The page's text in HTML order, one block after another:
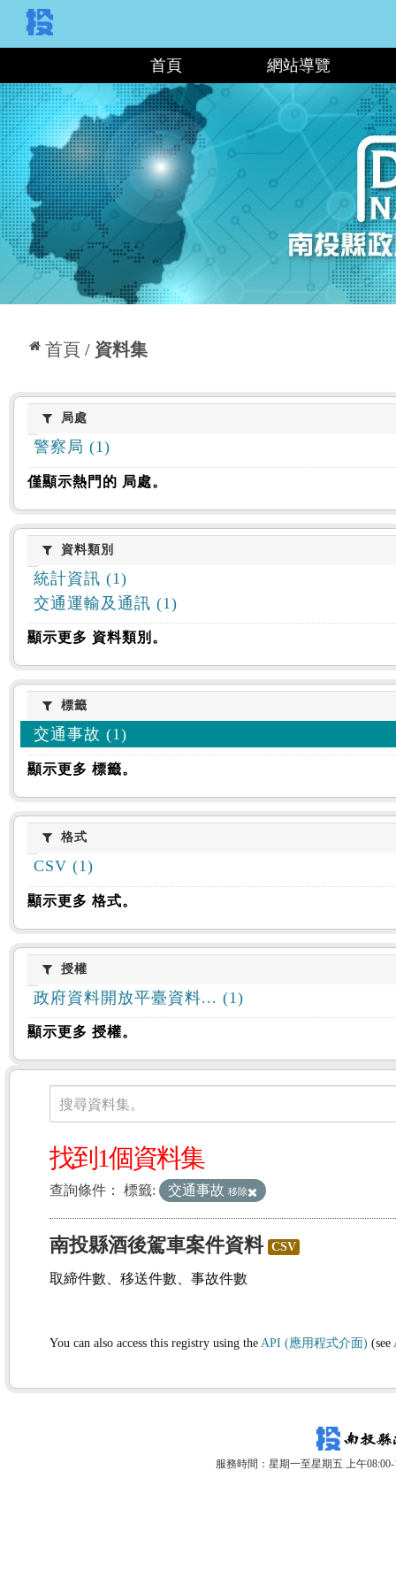
首頁 網站導覽
首頁 資料集
:::
局處局處
警察局 (1)
僅顯示熱門的 局處。
資料類別
資料類別
統計資訊 (1)
交通運輸及通訊 (1)
顯示更多 資料類別。
標籤標籤
交通事故 (1)
顯示更多 標籤。
格式格式
CSV (1)
顯示更多 格式。
授權授權
政府資料開放平臺資料... (1)
顯示更多 授權。
資料集
搜尋資料集。
找到1個資料集
查詢條件： 標籤: 交通事故 移除
南投縣酒後駕車案件資料 CSV
取締件數、移送件數、事故件數
You can also access this registry using the API (應用程式介面) (see
服務時間：星期一至星期五 上午